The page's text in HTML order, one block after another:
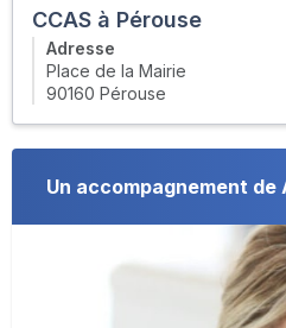
CCAS à Pérouse
Adresse
Place de la Mairie
90160 Pérouse
Un accompagnement de